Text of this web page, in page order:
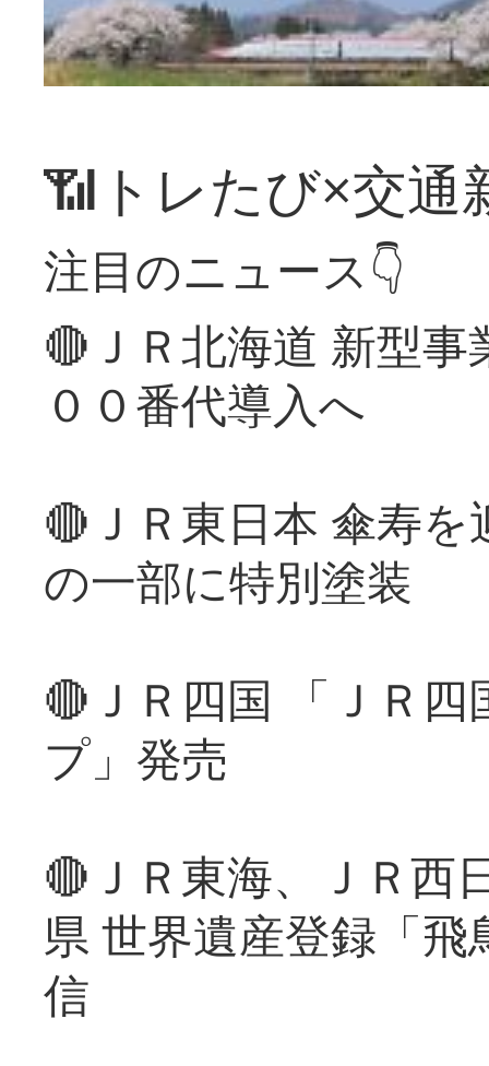
📶トレたび×交通
注目のニュース👇
🔴ＪＲ北海道 新型
００番代導入へ
🔴ＪＲ東日本 傘寿
の一部に特別塗装
🔴ＪＲ四国 「ＪＲ
プ」発売
🔴ＪＲ東海、ＪＲ西
県 世界遺産登録「
信